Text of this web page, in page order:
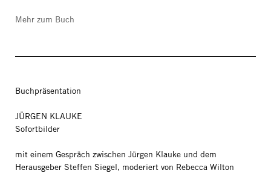
Mehr zum Buch
Buchpräsentation
JÜRGEN KLAUKE
Sofortbilder
mit einem Gespräch zwischen Jürgen Klauke und dem
Herausgeber Steffen Siegel, moderiert von Rebecca Wilton